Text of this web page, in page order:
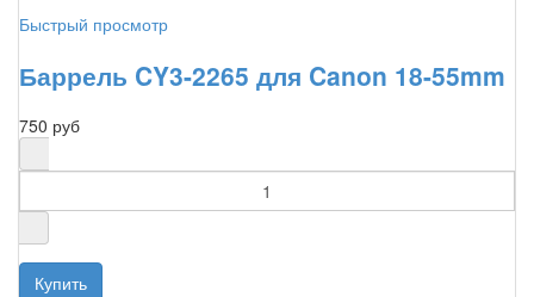
Быстрый просмотр
Баррель CY3-2265 для Canon 18-55mm
750 руб